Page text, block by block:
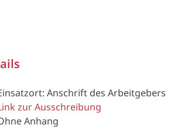
Anschrift des Arbeitgebers
zur Ausschreibung
Anhang